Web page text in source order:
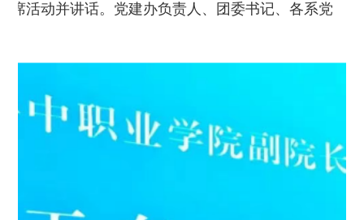
席活动并讲话。党建办负责人、团委书记、各系党